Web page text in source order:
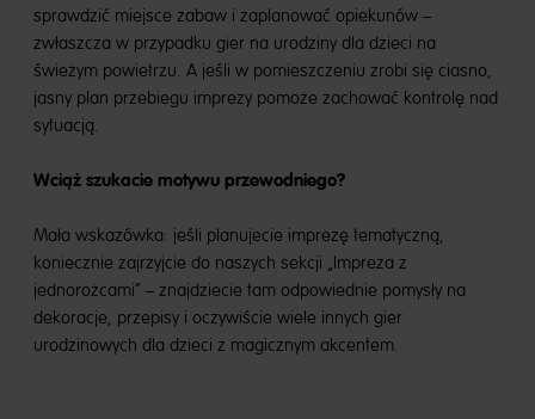
sprawdzić miejsce zabaw i zaplanować opiekunów –
zwłaszcza w przypadku gier na urodziny dla dzieci na
świeżym powietrzu. A jeśli w pomieszczeniu zrobi się ciasno,
jasny plan przebiegu imprezy pomoże zachować kontrolę nad
sytuacją.
Wciąż szukacie motywu przewodniego?
Mała wskazówka: jeśli planujecie imprezę tematyczną,
koniecznie zajrzyjcie do naszych sekcji „Impreza z
jednorożcami” – znajdziecie tam odpowiednie pomysły na
dekoracje, przepisy i oczywiście wiele innych gier
urodzinowych dla dzieci z magicznym akcentem.